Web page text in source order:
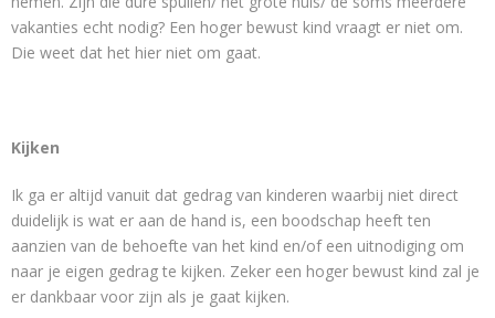
vakanties echt nodig? Een hoger bewust kind vraagt er niet om.
Die weet dat het hier niet om gaat.
Kijken
Ik ga er altijd vanuit dat gedrag van kinderen waarbij niet direct
duidelijk is wat er aan de hand is, een boodschap heeft ten
aanzien van de behoefte van het kind en/of een uitnodiging om
naar je eigen gedrag te kijken. Zeker een hoger bewust kind zal je
er dankbaar voor zijn als je gaat kijken.